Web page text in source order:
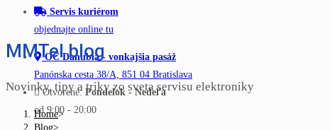
Servis kuriérom
objednajte online tu
OC Danubia - vonkajšia pasáž
Panónska cesta 38/A, 851 04 Bratislava
Otvorené: Pondelok - Nedeľa
od 9:00 - 20:00
MMTel blog
Novinky, tipy a triky zo sveta servisu elektroniky
Home>
Blog>